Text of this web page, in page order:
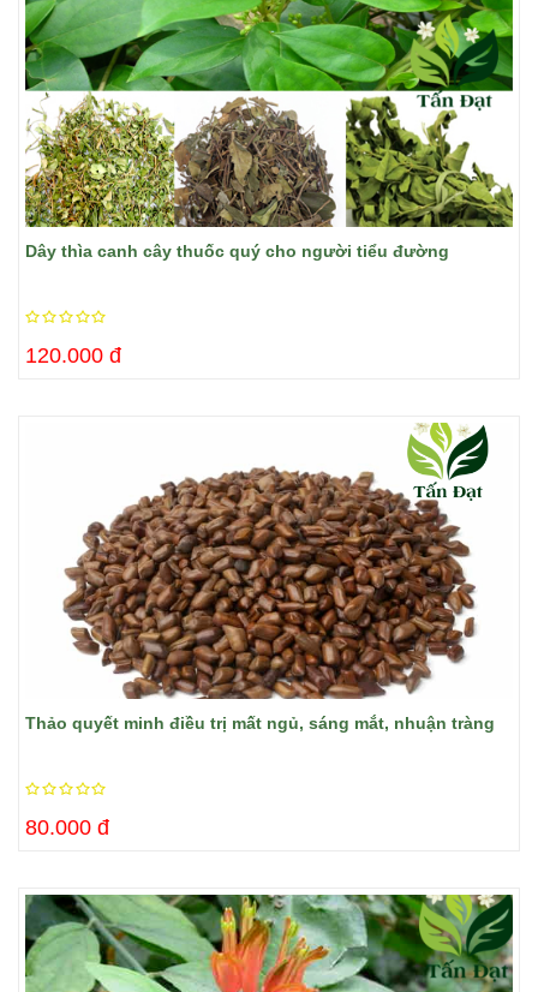
Dây thìa canh cây thuốc quý cho người tiểu đường
120.000 đ
Thảo quyết minh điều trị mất ngủ, sáng mắt, nhuận tràng
80.000 đ